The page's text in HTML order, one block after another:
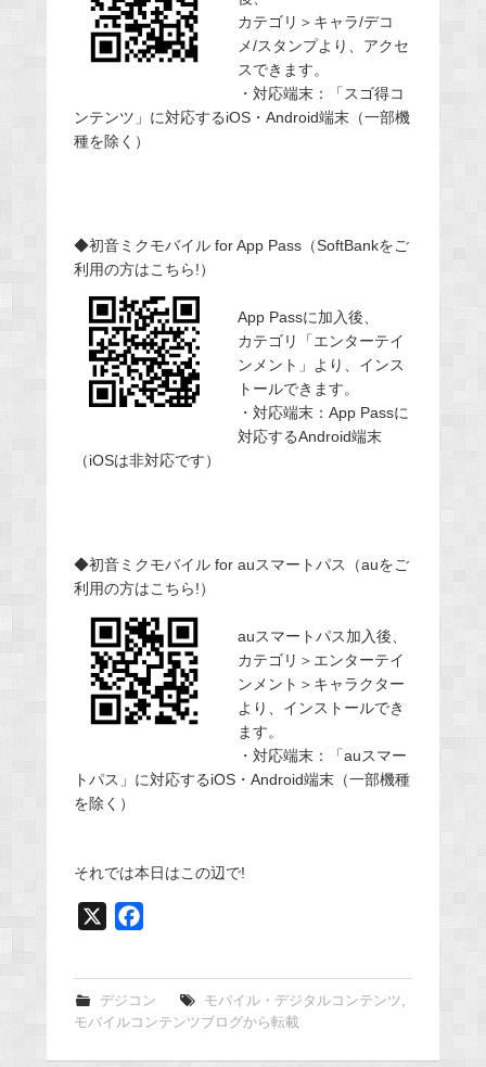
カテゴリ＞キャラ/デコ
メ/スタンプより、アクセ
スできます。
・対応端末：「スゴ得コ
ンテンツ」に対応するiOS・Android端末（一部機
種を除く）
◆初音ミクモバイル for App Pass（SoftBankをご
利用の方はこちら!）
App Passに加入後、
カテゴリ「エンターテイ
ンメント」より、インス
トールできます。
・対応端末：App Passに
対応するAndroid端末
（iOSは非対応です）
◆初音ミクモバイル for auスマートパス（auをご
利用の方はこちら!）
auスマートパス加入後、
カテゴリ＞エンターテイ
ンメント＞キャラクター
より、インストールでき
ます。
・対応端末：「auスマー
トパス」に対応するiOS・Android端末（一部機種
を除く）
それでは本日はこの辺で!
e
b
o
デジコン モバイル・デジタルコンテンツ,
モバイルコンテンツブログから転載